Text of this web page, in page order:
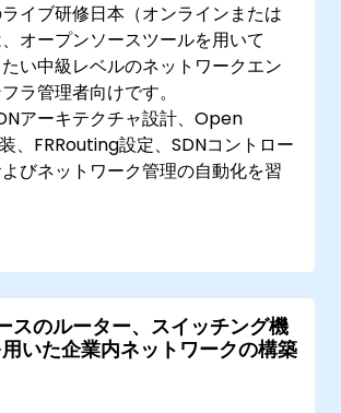
イブ研修日本（オンラインまたは
オープンソースツールを用いて
い中級レベルのネットワークエン
ラ管理者向けです。
アーキテクチャ設計、Open
、FRRouting設定、SDNコントロー
びネットワーク管理の自動化を習
スのルーター、スイッチング機
いた企業内ネットワークの構築